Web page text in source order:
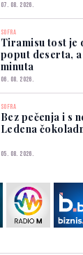
07. 08. 2026.
SOFRA
Tiramisu tost je
poput deserta,
minuta
06. 08. 2026.
SOFRA
Bez pečenja i s
Ledena
05. 08. 2026.